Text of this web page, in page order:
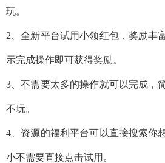
玩。
2、全新平台试用小领红包，奖励丰
示完成操作即可获得奖励。
3、不需要太多的操作就可以完成，
不玩。
4、资源的福利平台可以直接搜索你
小不需要直接点击试用。